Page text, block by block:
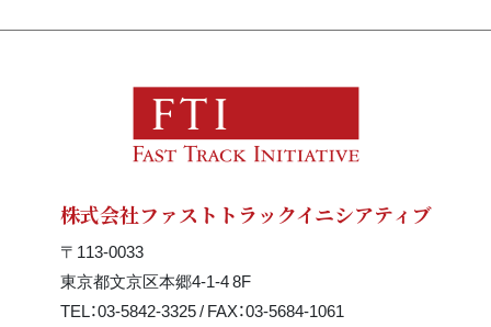
株式会社ファストトラックイニシアティブ
〒113-0033
東京都文京区本郷4-1-4 8F
TEL：03-5842-3325 / FAX：03-5684-1061